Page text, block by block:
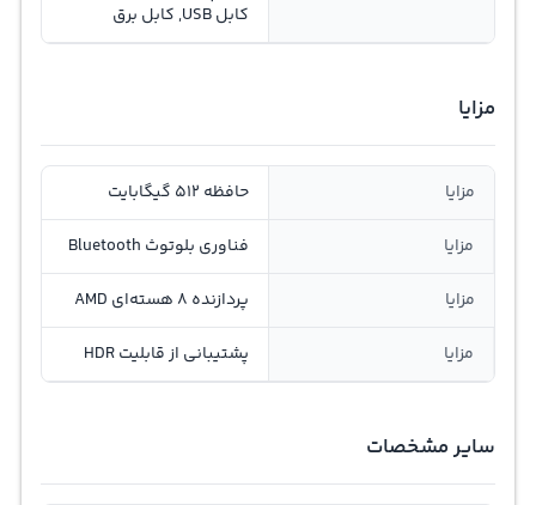
کابل USB, کابل برق
مزایا
مزایا حافظه 512 گیگابایت
مزایا فناوری‌ بلوتوث Bluetooth
مزایا پردازنده 8 هسته‌ای AMD‌
مزایا پشتیبانی از قابلیت HDR
سایر مشخصات